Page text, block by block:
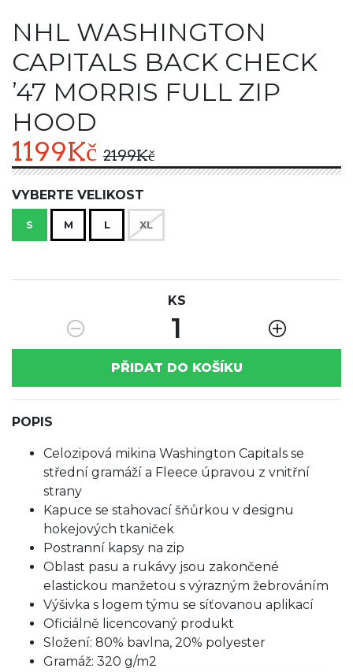
NHL WASHINGTON
CAPITALS BACK CHECK
’47 MORRIS FULL ZIP
HOOD
1199Kč 2199Kč
VYBERTE VELIKOST
S M L XL
KS
1
PŘIDAT DO KOŠÍKU
POPIS
Celozipová mikina Washington Capitals se
střední gramáží a Fleece úpravou z vnitřní
strany
Kapuce se stahovací šňůrkou v designu
hokejových tkaniček
Postranní kapsy na zip
Oblast pasu a rukávy jsou zakončené
elastickou manžetou s výrazným žebrováním
Výšivka s logem týmu se síťovanou aplikací
Oficiálně licencovaný produkt
Složení: 80% bavlna, 20% polyester
Gramáž: 320 g/m2